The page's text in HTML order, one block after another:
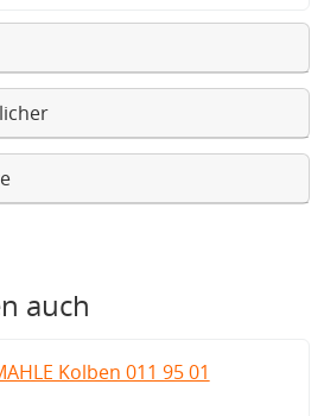
auch
Kolben 011 95 01